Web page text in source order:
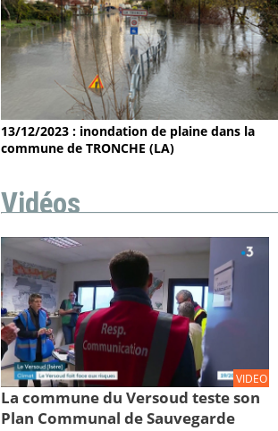
13/12/2023 : inondation de plaine dans la
commune de TRONCHE (LA)
Vidéos
VIDEO
La commune du Versoud teste son
Plan Communal de Sauvegarde